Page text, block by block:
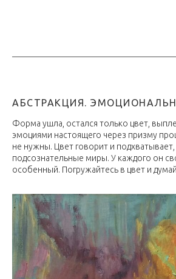
АБСТРАКЦИЯ.
Форма ушла, остался только цвет,
эмоциями настоящего через призму
не нужны. Цвет говорит и подхватывает,
подсознательные миры. У каждого он
особенный. Погружайтесь в цвет и